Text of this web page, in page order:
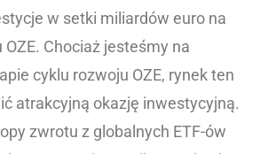
w setki miliardów euro na
Chociaż jesteśmy na
cyklu rozwoju OZE, rynek ten
atrakcyjną okazję inwestycyjną.
zwrotu z globalnych ETF-ów